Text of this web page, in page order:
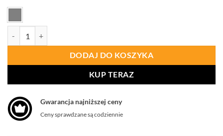
DODAJ DO KOSZYKA
KUP TERAZ
Gwarancja najniższej ceny
Ceny sprawdzane są codziennie